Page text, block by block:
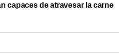
capaces de atravesar la carne